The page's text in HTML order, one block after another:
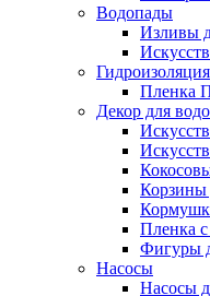
Водопады
Изливы
Гидроизоляция
Пленка
Декор для
Корзины
Пленка
Фигуры
Насосы
Насосы